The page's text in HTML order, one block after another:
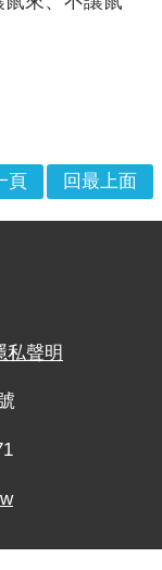
頁 回最上面
私聲明